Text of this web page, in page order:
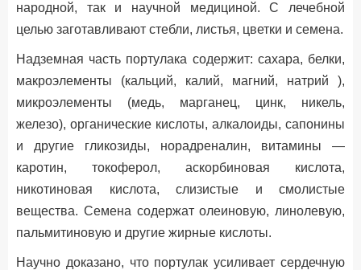
народной, так и научной медициной. С лечебной
целью заготавливают стебли, листья, цветки и семена.
Надземная часть портулака содержит: сахара, белки,
макроэлементы (кальций, калий, магний, натрий ),
микроэлементы (медь, марганец, цинк, никель,
железо), органические кислоты, алкалоиды, сапонины
и другие гликозиды, норадреналин, витамины —
каротин, токоферол, аскорбиновая кислота,
никотиновая кислота, слизистые и смолистые
вещества. Семена содержат олеиновую, линолевую,
пальмитиновую и другие жирные кислоты.
Научно доказано, что портулак усиливает сердечную